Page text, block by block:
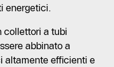
energetici.
collettori a tubi
abbinato a
altamente efficienti e